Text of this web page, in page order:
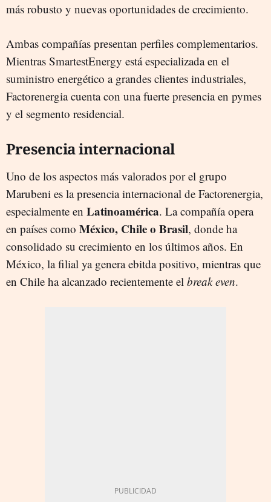
más robusto y nuevas oportunidades de crecimiento.
Ambas compañías presentan perfiles complementarios.
Mientras SmartestEnergy está especializada en el
suministro energético a grandes clientes industriales,
Factorenergia cuenta con una fuerte presencia en pymes
y el segmento residencial.
Presencia internacional
Uno de los aspectos más valorados por el grupo
Marubeni es la presencia internacional de Factorenergia,
especialmente en Latinoamérica. La compañía opera
en países como México, Chile o Brasil, donde ha
consolidado su crecimiento en los últimos años. En
México, la filial ya genera ebitda positivo, mientras que
en Chile ha alcanzado recientemente el break even.